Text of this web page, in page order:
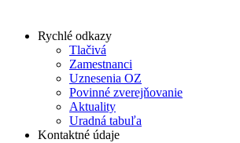
Rychlé odkazy
Tlačivá
Zamestnanci
Uznesenia OZ
Povinné zverejňovanie
Aktuality
Uradná tabuľa
Kontaktné údaje